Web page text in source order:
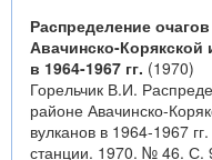
Распределение
Авачинско-Корякской
в 1964-1967 гг. (1970)
Горельчик В.И.
районе Авачинско-
вулканов в 1964-1967
станции. 1970. № 46. С.